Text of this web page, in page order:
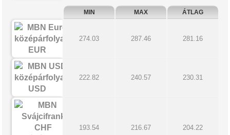
MIN MAX ÁTLAG
EUR
274.03 287.46 281.16
USD
222.82 240.57 230.31
193.54 216.67 204.22